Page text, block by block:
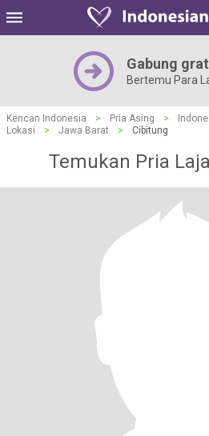
Gabung
Bertemu Para
Kencan Indonesia > Pria Asing >
Lokasi
> Jawa Barat > Cibitung
Temukan Pria